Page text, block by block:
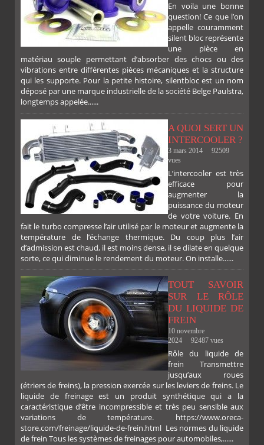
FACEBOOKTWITTERGOOGLEPINTEREST
PLUS
En voila une bonne
question! Ce que l’on
appelle couramment
silent bloc représente
une pièce en
matériau souple permettant d’absorber des chocs ou des
vibrations entre différentes pièces mécaniques et la structure
qui les supporte. Pour la petite histoire, silentbloc est un nom
déposé par une marque industrielle de la société Belge Paulstra,
longtemps appelée......
A QUOI SERT UN
INTERCOOLER ?
3 mars 2014
92509
vues
L’intercooler est très
efficace pour
augmenter la
puissance du moteur
de votre voiture. En
fait le turbo compresse l’air utilisé par le moteur et augmente la
température de l’échange thermique. Du coup plus l’air
d’admission est chaud, il est moins dense, il se dilate en quelque
sorte, ce qui diminue le rendement du moteur. On installe......
TOUT SAVOIR
SUR LE RÔLE
DU LIQUIDE DE
FREIN
10 novembre
2024
92487 vues
Rôle du liquide de
frein Transmettre
jusqu’aux roues
(étriers de freins), la pression exercée sur les leviers de freins. Le
liquide de freinage est un produit synthétique qui a la
caractéristique d’être incompressible et très peu sensible aux
variations de température. https://www.oreca-
store.com/freinage/liquide-de-frein.html Les normes du liquide
de frein Tous les systèmes de freinages pour automobiles,......